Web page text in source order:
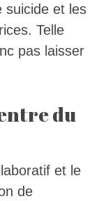
suicide et les
Telle
pas laisser
du
et le
de